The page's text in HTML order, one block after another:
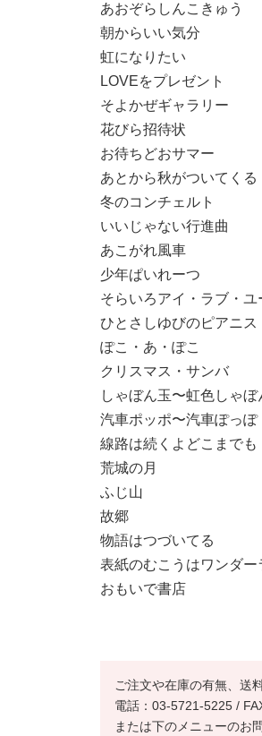
あおぞらしんこきゅう
朝からいい気分
虹になりたい
LOVEをプレゼント
そよかぜギャラリー
花びら招待状
お待ちどおサマー
あとから秋がついてくる
冬のコンチェルト
いいじゃない行進曲
あこがれ風車
少年ぱいれーつ
そらいろアイ・ラブ・ユ
ひとさしゆびのピアニス
ぽこ・あ・ぽこ
クリスマス・サンバ
しゃぼん玉〜虹色しゃぼ
汽車ポッポ〜汽車ぽっぽ
線路は続くよどこまでも
荒城の月
ふじ山
故郷
物語はつづいてる
表紙のむこうはワンダー
おもいで書店
ご注文や在庫の有無、送
電話：03-5721-5225 /
または下のメニューのお